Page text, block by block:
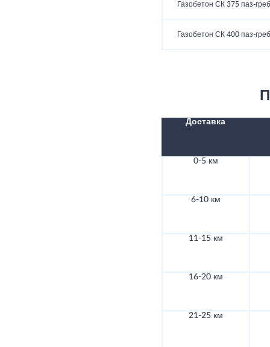
Газобетон СК 375 паз-
Газобетон СК 400 паз-
Доставка
0-5 км
6-10 км
11-15 км
16-20 км
21-25 км